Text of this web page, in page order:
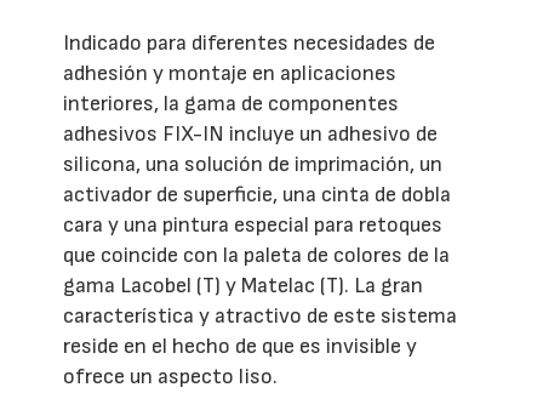
Indicado para diferentes necesidades de
adhesión y montaje en aplicaciones
interiores, la gama de componentes
adhesivos FIX-IN incluye un adhesivo de
silicona, una solución de imprimación, un
activador de superficie, una cinta de dobla
cara y una pintura especial para retoques
que coincide con la paleta de colores de la
gama Lacobel (T) y Matelac (T). La gran
característica y atractivo de este sistema
reside en el hecho de que es invisible y
ofrece un aspecto liso.